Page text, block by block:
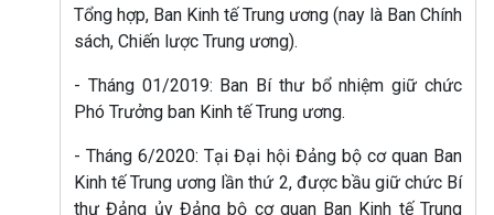
Tổng hợp, Ban Kinh tế Trung ương (nay là Ban Chính
sách, Chiến lược Trung ương).
- Tháng 01/2019: Ban Bí thư bổ nhiệm giữ chức
Phó Trưởng ban Kinh tế Trung ương.
- Tháng 6/2020: Tại Đại hội Đảng bộ cơ quan Ban
Kinh tế Trung ương lần thứ 2, được bầu giữ chức Bí
thư Đảng ủy Đảng bộ cơ quan Ban Kinh tế Trung